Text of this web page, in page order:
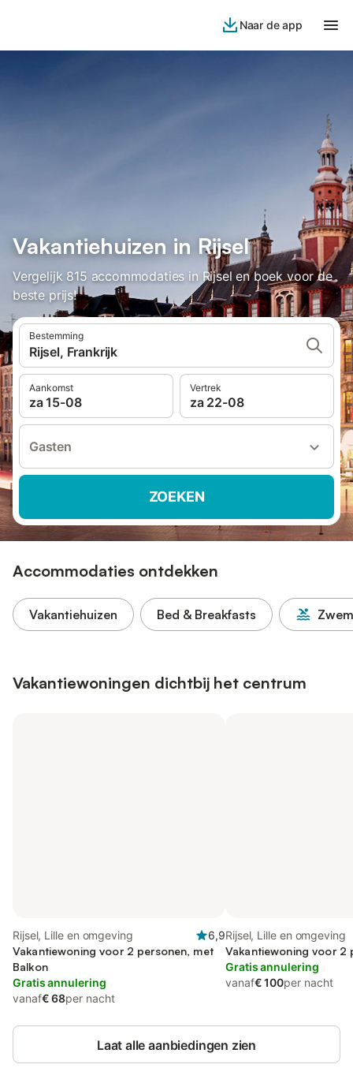
Naar de app
Vakantiehuizen in Rijsel
Vergelijk 815 accommodaties in Rijsel en boek voor de
beste prijs!
Bestemming
Rijsel, Frankrijk
Aankomst
za 15-08
Vertrek
za 22-08
Gasten
ZOEKEN
Accommodaties ontdekken
Vakantiehuizen Bed & Breakfasts
Vakantiewoningen dichtbij het centrum
Rijsel, Lille en omgeving
6,9
Vakantiewoning voor 2 personen, met
Balkon
Gratis annulering
vanaf€ 68per nacht
Rijsel, Lille en omgeving
Vakantiewoning voor 2
Gratis annulering
vanaf€ 100per nacht
Laat alle aanbiedingen zien